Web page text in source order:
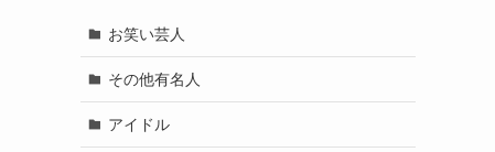
お笑い芸人
その他有名人
アイドル